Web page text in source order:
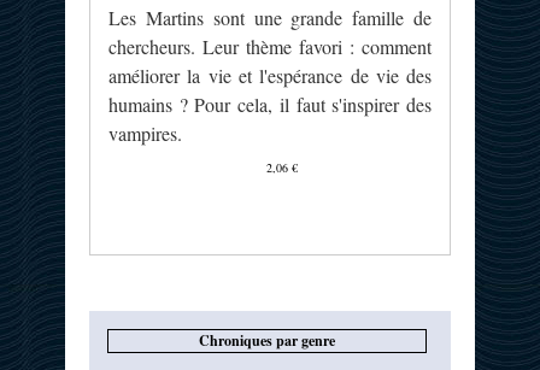
Les Martins sont une grande famille de
chercheurs. Leur thème favori : comment
améliorer la vie et l'espérance de vie des
humains ? Pour cela, il faut s'inspirer des
vampires.
2,06 €
Chroniques par genre